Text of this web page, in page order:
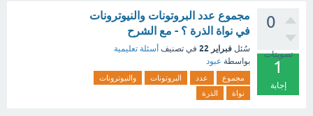
0
تصويتات
1
إجابة
مجموع عدد البروتونات والنيوترونات
في نواة الذرة ؟ - مع الشرح
سُئل فبراير 22 في تصنيف أسئلة تعليمية
بواسطة عبود
مجموع عدد البروتونات
والنيوترونات
نواة
الذرة